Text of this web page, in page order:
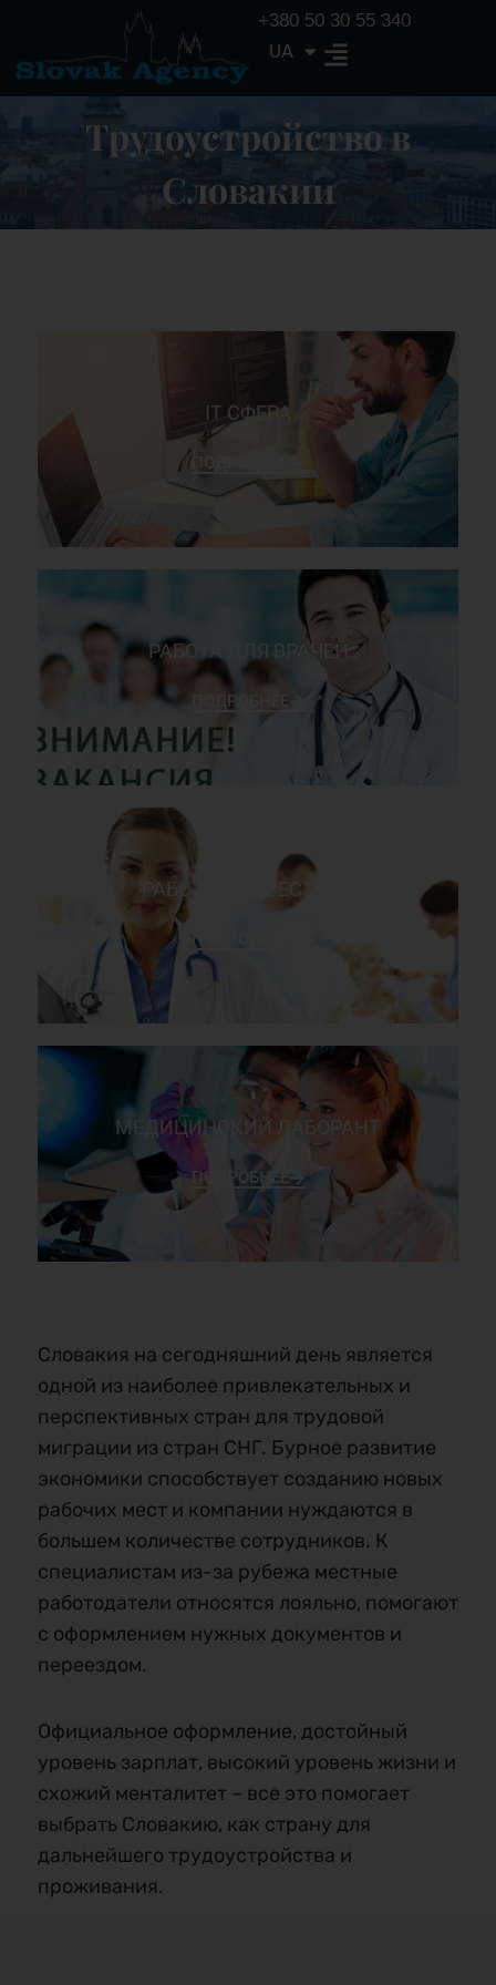
+380 50 30 55 340
UA
EN
Трудоустройство в
Словакии
ІТ СФЕРА
РАБОТА ДЛЯ ВРАЧЕЙ
ПОДРОБНЕЕ
РАБОТА МЕДСЕСТРОЙ
ПОДРОБНЕЕ
МЕДИЦИНСКИЙ ЛАБОРАНТ
ПОДРОБНЕЕ
Словакия на сегодняшний день является
одной из наиболее привлекательных и
перспективных стран для трудовой
миграции из стран СНГ. Бурное развитие
экономики способствует созданию новых
рабочих мест и компании нуждаются в
большем количестве сотрудников. К
специалистам из-за рубежа местные
работодатели относятся лояльно, помогают
с оформлением нужных документов и
переездом.
Официальное оформление, достойный
уровень зарплат, высокий уровень жизни и
схожий менталитет – все это помогает
выбрать Словакию, как страну для
дальнейшего трудоустройства и
проживания.